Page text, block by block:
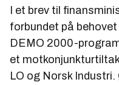
I et brev til
forbundet på
DEMO 2000-
et
LO og Norsk